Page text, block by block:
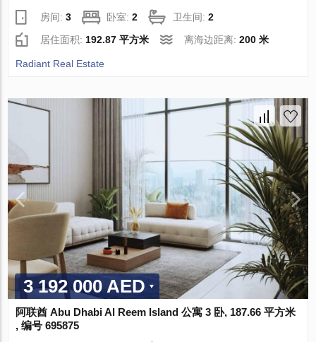
房间:3 卧室:2 卫生间:2
居住面积: 192.87 平方米 离海边距离:200 米
Radiant Real Estate
3 192 000 AED
阿联酋 Abu Dhabi Al Reem Island 公寓 3 卧, 187.66 平方米
, 编号 695875